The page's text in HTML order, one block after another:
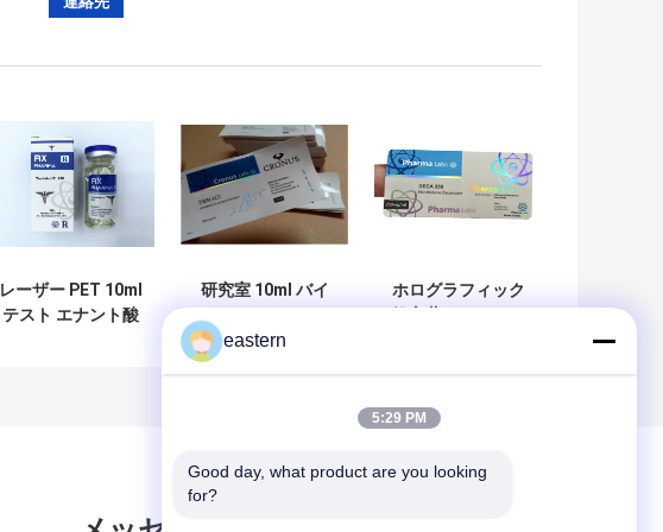
レーザー PET 10ml
テスト エナント酸
研究室 10ml バイ
ザー製薬ビニール
ラベル ステッカー
ホログラフィック
eastern
5:29 PM
Good day, what product are you looking
for?